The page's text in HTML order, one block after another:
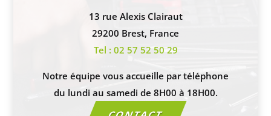
13 rue Alexis Clairaut
29200 Brest, France
Tel : 02 57 52 50 29
Notre équipe vous accueille par téléphone
du lundi au samedi de 8H00 à 18H00.